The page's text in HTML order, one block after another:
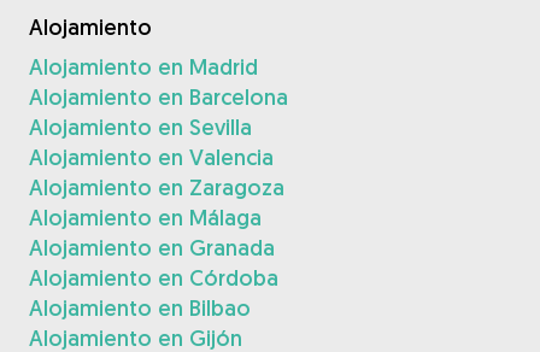
Alojamiento
Alojamiento en Madrid
Alojamiento en Barcelona
Alojamiento en Sevilla
Alojamiento en Valencia
Alojamiento en Zaragoza
Alojamiento en Málaga
Alojamiento en Granada
Alojamiento en Córdoba
Alojamiento en Bilbao
Alojamiento en Gijón